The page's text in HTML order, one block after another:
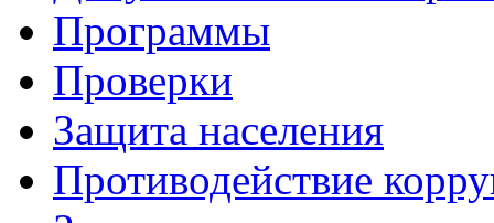
Программы
Проверки
Защита населения
Противодействие